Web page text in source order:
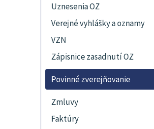
Uznesenia OZ
Verejné vyhlášky a oznamy
VZN
Zápisnice zasadnutí OZ
Povinné zverejňovanie
Zmluvy
Faktúry